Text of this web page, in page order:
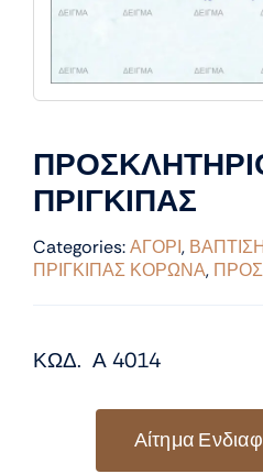
ΠΡΙΓΚΙΠΑΣ
Categories:ΑΓΟΡΙ,
ΠΡΙΓΚΙΠΑΣ ΚΟΡΩΝΑ,
ΚΩΔ. Α 4014
Αίτημα